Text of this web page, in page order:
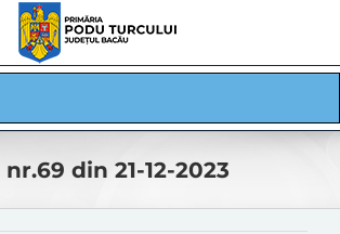
din 21-12-2023